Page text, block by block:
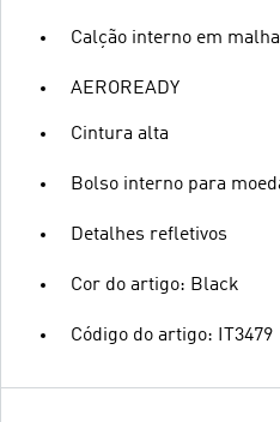
Calção interno em
AEROREADY
Cintura alta
Bolso interno para
Detalhes refletivos
Cor do artigo: Black
Código do artigo: IT3479